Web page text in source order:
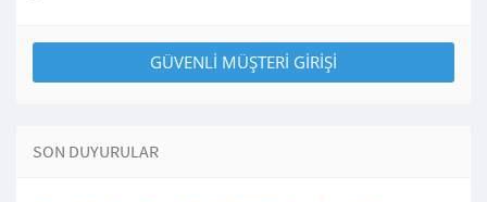
GÜVENLI MÜŞTERI GIRIŞI
SON DUYURULAR